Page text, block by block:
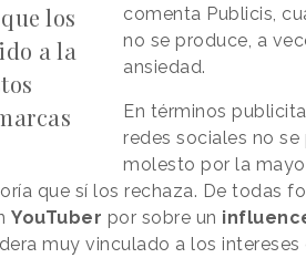
los
a la
comenta Publicis,
no se produce, a
ansiedad.
En términos
redes sociales no
molesto por la
que sí los rechaza. De todas
YouTuber por sobre un
muy vinculado a los